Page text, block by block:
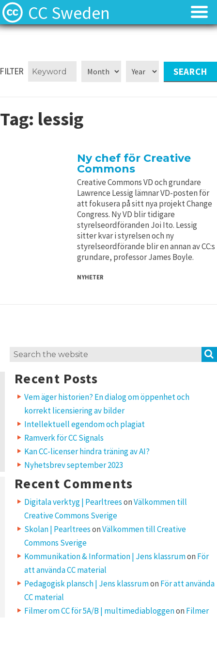
CC Sweden
FILTER
Tag: lessig
Ny chef för Creative
Commons
Creative Commons VD och grundare
Lawrence Lessig lämnar VD-posten för
att fokusera på sitt nya projekt Change
Congress. Ny VD blir tidigare
styrelseordföranden Joi Ito. Lessig
sitter kvar i styrelsen och ny
styrelseordförande blir en annan av CC:s
grundare, professor James Boyle.
NYHETER
Search
Recent Posts
Vem äger historien? En dialog om öppenhet och
korrekt licensiering av bilder
Intellektuell egendom och plagiat
Ramverk för CC Signals
Kan CC-licenser hindra träning av AI?
Nyhetsbrev september 2023
Recent Comments
Digitala verktyg | PearltreesonVälkommen till
Creative Commons Sverige
Skolan | PearltreesonVälkommen till Creative
Commons Sverige
Kommunikation & Information | Jens klassrumon För
att använda CC material
Pedagogisk plansch | Jens klassrumon För att använda
CC material
Filmer om CC för 5A/B | multimediabloggenon Filmer